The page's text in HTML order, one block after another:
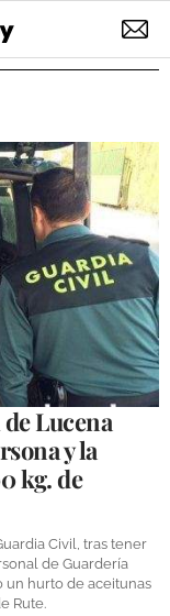
Lucena
y la
kg. de
Civil, tras tener
de Guardería
un hurto de aceitunas
Rute.